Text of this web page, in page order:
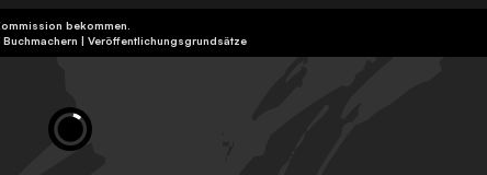
bekommen.
| Veröffentlichungsgrundsätze